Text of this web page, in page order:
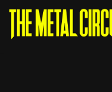
Saltar